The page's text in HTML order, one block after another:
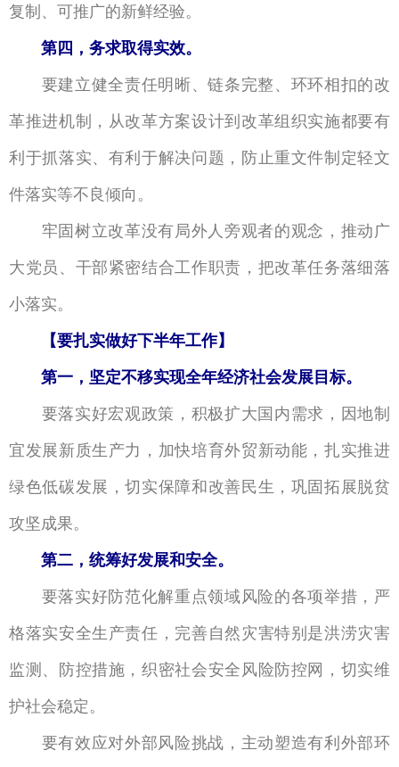
复制、可推广的新鲜经验。
第四，务求取得实效。
要建立健全责任明晰、链条完整、环环相扣的改
革推进机制，从改革方案设计到改革组织实施都要有
利于抓落实、有利于解决问题，防止重文件制定轻文
件落实等不良倾向。
牢固树立改革没有局外人旁观者的观念，推动广
大党员、干部紧密结合工作职责，把改革任务落细落
小落实。
【要扎实做好下半年工作】
第一，坚定不移实现全年经济社会发展目标。
要落实好宏观政策，积极扩大国内需求，因地制
宜发展新质生产力，加快培育外贸新动能，扎实推进
绿色低碳发展，切实保障和改善民生，巩固拓展脱贫
攻坚成果。
第二，统筹好发展和安全。
要落实好防范化解重点领域风险的各项举措，严
格落实安全生产责任，完善自然灾害特别是洪涝灾害
监测、防控措施，织密社会安全风险防控网，切实维
护社会稳定。
要有效应对外部风险挑战，主动塑造有利外部环